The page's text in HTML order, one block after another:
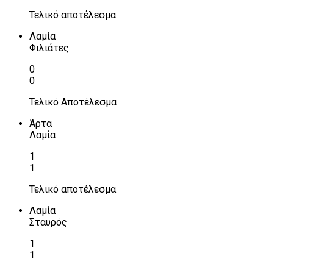
Τελικό αποτέλεσμα
Λαμία
Φιλιάτες
0
0
Τελικό Αποτέλεσμα
Άρτα
Λαμία
1
1
Τελικό αποτέλεσμα
Λαμία
Σταυρός
1
1